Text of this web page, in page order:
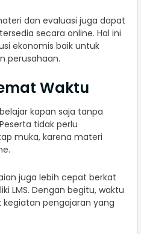
dan evaluasi juga dapat
secara online. Hal ini
ekonomis baik untuk
perusahaan.
Waktu
kapan saja tanpa
tidak perlu
muka, karena materi
juga lebih cepat berkat
LMS. Dengan begitu, waktu
pengajaran yang